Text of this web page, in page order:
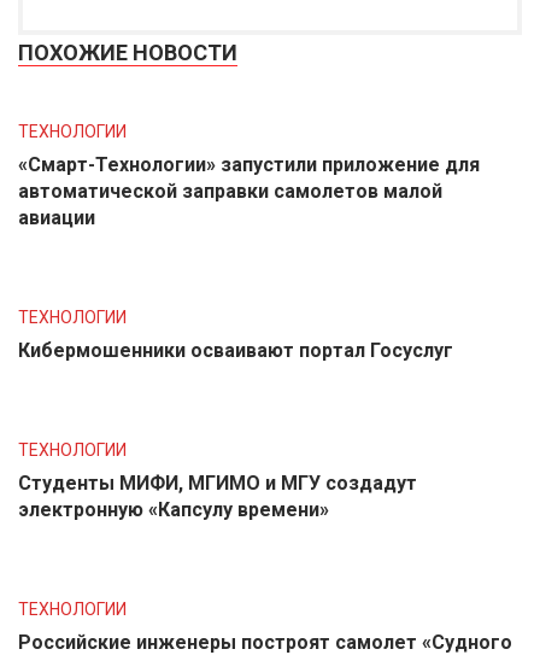
ПОХОЖИЕ НОВОСТИ
ТЕХНОЛОГИИ
«Смарт-Технологии» запустили приложение для
автоматической заправки самолетов малой
авиации
ТЕХНОЛОГИИ
Кибермошенники осваивают портал Госуслуг
ТЕХНОЛОГИИ
Студенты МИФИ, МГИМО и МГУ создадут
электронную «Капсулу времени»
ТЕХНОЛОГИИ
Российские инженеры построят самолет «Судного